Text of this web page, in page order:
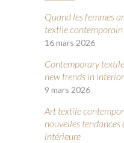
Quand les femmes
textile contemporain
16 mars 2026
Contemporary
new trends in
9 mars 2026
Art textile
nouvelles tendances
intérieure